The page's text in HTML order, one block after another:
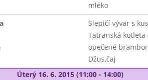
mléko
Slepičí vývar s
Tatranská kotleta
opečené
Džus,čaj
Úterý 16. 6. 2015 (11:00 - 14:00)